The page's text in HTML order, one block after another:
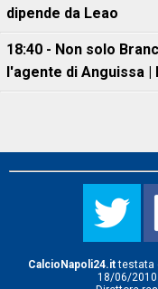
dipende da Leao
18:40 - Non solo
l'agente di Anguissa |
CalcioNapoli24.ittestata
18/06/2010